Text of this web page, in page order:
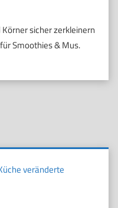
sicher zerkleinern
Smoothies & Mus.
veränderte